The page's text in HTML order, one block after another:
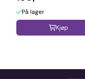
På lager
Kjøp